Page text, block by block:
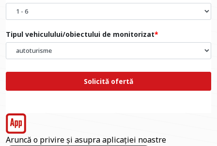
Tipul vehiculului/obiectului de monitorizat
Solicită ofertă
Aruncă o privire și asupra aplicației noastre